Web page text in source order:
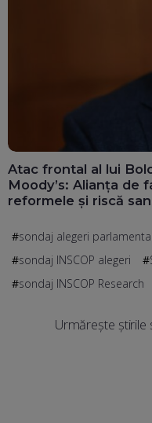
Atac frontal al lui
Moody’s: Alianța de
reformele și riscă
sondaj alegeri
sondaj INSCOP alegeri
sondaj INSCOP Research
Urmărește